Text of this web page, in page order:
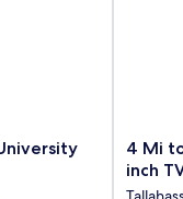
4
Mi
4 Mi
inch